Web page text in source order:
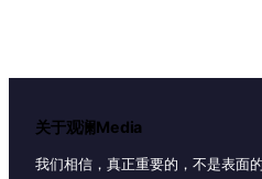
关于观澜Media
我们相信，真正重要的，不是表面